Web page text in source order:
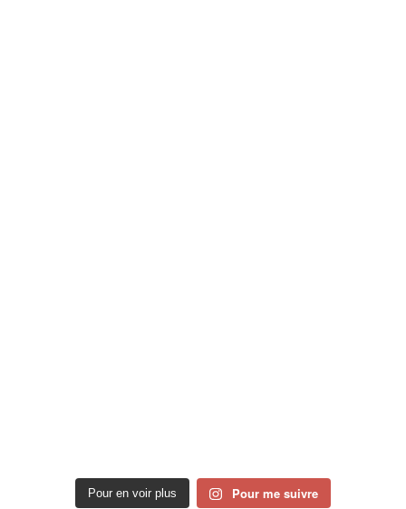
Pour en voir plus Pour me suivre